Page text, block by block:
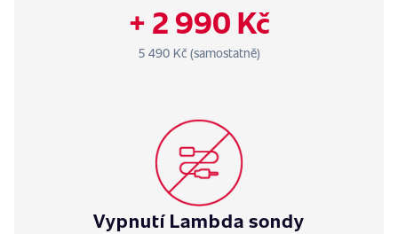
+ 2 990 Kč
5 490 Kč (samostatně)
Vypnutí Lambda sondy